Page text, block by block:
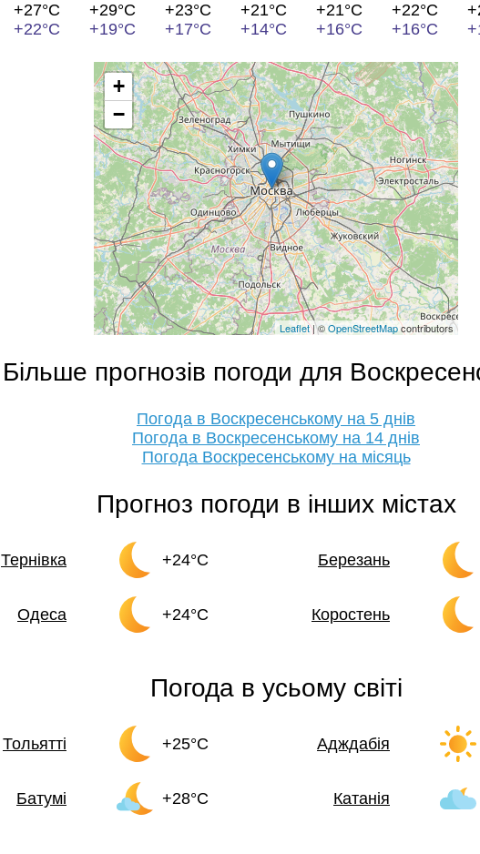
+27°C
+22°C
+29°C
+19°C
+23°C
+17°C
+21°C
+14°C
+21°C
+16°C
+22°C
+16°C
+
−
Leaflet| ©OpenStreetMapcontributors
Більше прогнозів погоди для
Погода в Воскресенському на 5 днів
Погода в Воскресенському на 14 днів
Погода Воскресенському на місяць
Прогноз погоди в інших містах
Тернівка +24°C Березань
Одеса +24°C Коростень
Погода в усьому світі
Тольятті +25°C Адждабія
Батумі +28°C Катанія